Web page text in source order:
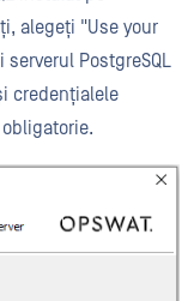
alegeți "Use your
PostgreSQL
credențialele